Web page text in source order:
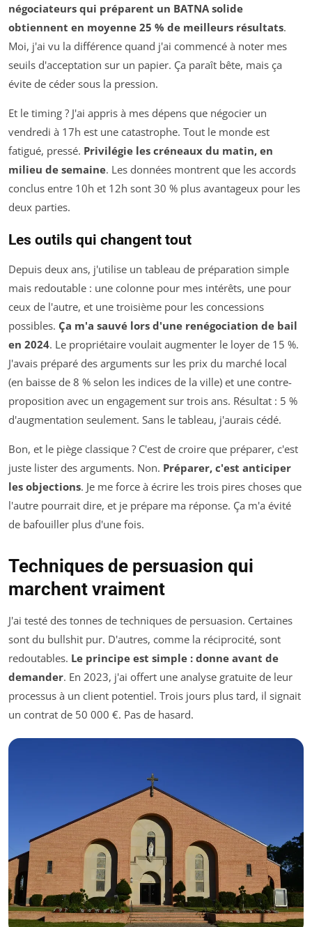
négociateurs qui préparent un BATNA solide
obtiennent en moyenne 25 % de meilleurs résultats.
Moi, j'ai vu la différence quand j'ai commencé à noter mes
seuils d'acceptation sur un papier. Ça paraît bête, mais ça
évite de céder sous la pression.
Et le timing ? J'ai appris à mes dépens que négocier un
vendredi à 17h est une catastrophe. Tout le monde est
fatigué, pressé. Privilégie les créneaux du matin, en
milieu de semaine. Les données montrent que les accords
conclus entre 10h et 12h sont 30 % plus avantageux pour les
deux parties.
Les outils qui changent tout
Depuis deux ans, j'utilise un tableau de préparation simple
mais redoutable : une colonne pour mes intérêts, une pour
ceux de l'autre, et une troisième pour les concessions
possibles. Ça m'a sauvé lors d'une renégociation de bail
en 2024. Le propriétaire voulait augmenter le loyer de 15 %.
J'avais préparé des arguments sur les prix du marché local
(en baisse de 8 % selon les indices de la ville) et une contre-
proposition avec un engagement sur trois ans. Résultat : 5 %
d'augmentation seulement. Sans le tableau, j'aurais cédé.
Bon, et le piège classique ? C'est de croire que préparer, c'est
juste lister des arguments. Non. Préparer, c'est anticiper
les objections. Je me force à écrire les trois pires choses que
l'autre pourrait dire, et je prépare ma réponse. Ça m'a évité
de bafouiller plus d'une fois.
Techniques de persuasion qui
marchent vraiment
J'ai testé des tonnes de techniques de persuasion. Certaines
sont du bullshit pur. D'autres, comme la réciprocité, sont
redoutables. Le principe est simple : donne avant de
demander. En 2023, j'ai offert une analyse gratuite de leur
processus à un client potentiel. Trois jours plus tard, il signait
un contrat de 50 000 €. Pas de hasard.